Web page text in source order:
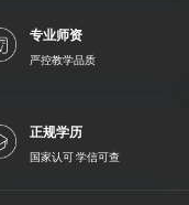
专业师资
严控教学品质
正规学历
国家认可 学信可查